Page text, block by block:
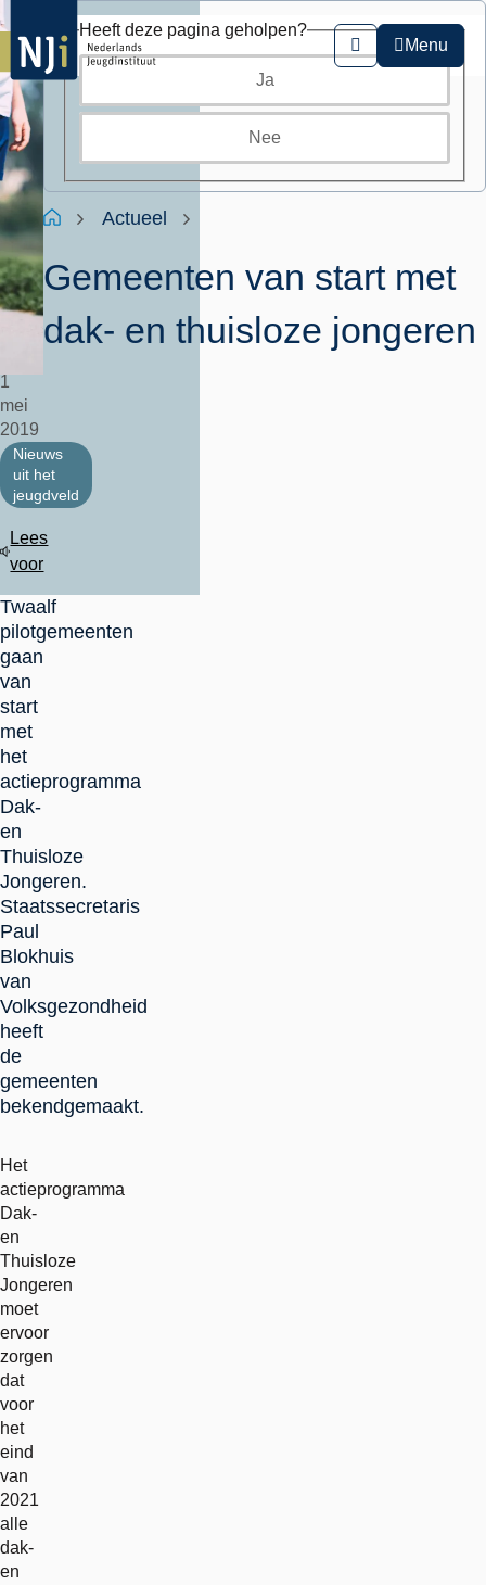
Overslaan
en
naar
de
inhoud
gaan
Zoeken
Menu
Kruimelpad
HomeActueel
Gemeenten van start met
dak- en thuisloze jongeren
1
mei
2019
Nieuws
uit het
jeugdveld
Lees
voor
Twaalf
pilotgemeenten
gaan
van
start
met
het
actieprogramma
Dak-
en
Thuisloze
Jongeren.
Staatssecretaris
Paul
Blokhuis
van
Volksgezondheid
heeft
de
gemeenten
bekendgemaakt.
Het
actieprogramma
Dak-
en
Thuisloze
Jongeren
moet
ervoor
zorgen
dat
voor
het
eind
van
2021
alle
dak-
en
Heeft deze pagina geholpen?
Ja
Nee